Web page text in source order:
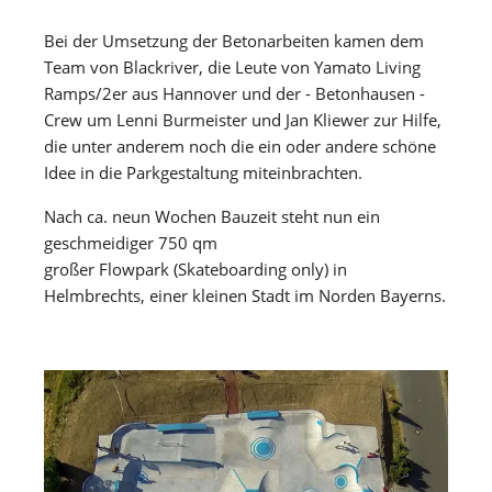
Bei der Umsetzung der Betonarbeiten kamen dem
Team von Blackriver, die Leute von Yamato Living
Ramps/2er aus Hannover und der - Betonhausen -
Crew um Lenni Burmeister und Jan Kliewer zur Hilfe,
die unter anderem noch die ein oder andere schöne
Idee in die Parkgestaltung miteinbrachten.
Nach ca. neun Wochen Bauzeit steht nun ein
geschmeidiger 750 qm
großer Flowpark (Skateboarding only) in
Helmbrechts, einer kleinen Stadt im Norden Bayerns.
Show larger version for: